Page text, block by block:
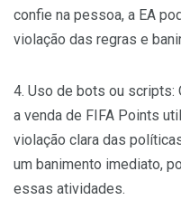
confie na pessoa, a EA
violação das regras e
4. Uso de bots ou scripts:
a venda de FIFA Points
violação clara das
um banimento imediato,
essas atividades.